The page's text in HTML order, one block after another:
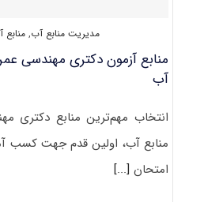
مدیریت منابع آب,منابع
منابع آزمون دکتری مهندسی
آب
انتخاب مهم‌ترین منابع دکتری
منابع آب، اولین قدم جهت کسب
امتحان[...]